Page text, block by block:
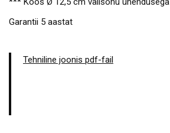
Garantii 5 aastat
Tehniline joonis pdf-fail